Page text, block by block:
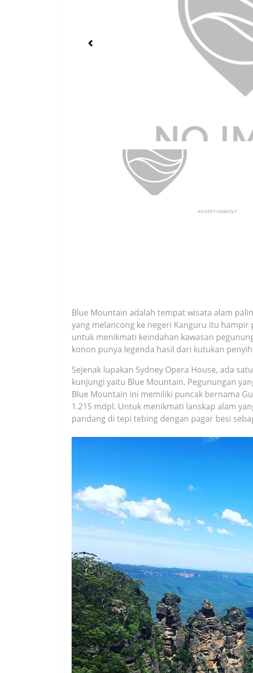
ADVERTISEMENT
Blue Mountain adalah tempat wisata alam
yang melancong ke negeri Kanguru itu
untuk menikmati keindahan kawasan
konon punya legenda hasil dari kutukan
Sejenak lupakan Sydney Opera House, ada
kunjungi yaitu Blue Mountain. Pegunungan
Blue Mountain ini memiliki puncak bernama
1.215 mdpl. Untuk menikmati lanskap alam
pandang di tepi tebing dengan pagar besi